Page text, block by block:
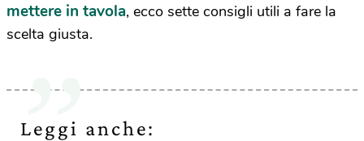
mettere in tavola, ecco sette consigli utili a fare la
scelta giusta.
Leggi anche: